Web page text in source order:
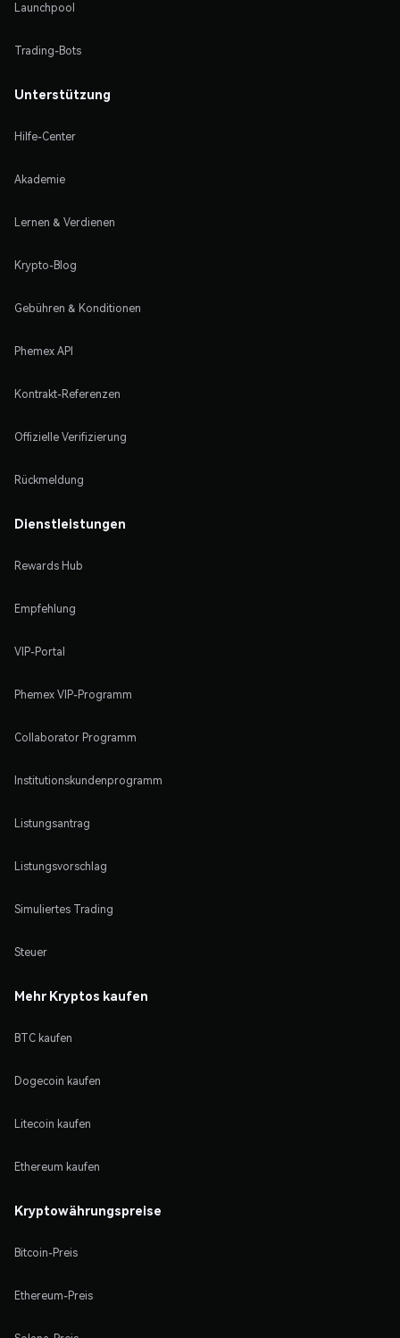
Launchpool
Trading-Bots
Unterstützung
Hilfe-Center
Akademie
Lernen & Verdienen
Krypto-Blog
Gebühren & Konditionen
Phemex API
Kontrakt-Referenzen
Offizielle Verifizierung
Rückmeldung
Dienstleistungen
Rewards Hub
Empfehlung
VIP-Portal
Phemex VIP-Programm
Collaborator Programm
Institutionskundenprogramm
Listungsantrag
Listungsvorschlag
Simuliertes Trading
Steuer
Mehr Kryptos kaufen
BTC kaufen
Dogecoin kaufen
Litecoin kaufen
Ethereum kaufen
Kryptowährungspreise
Bitcoin-Preis
Ethereum-Preis